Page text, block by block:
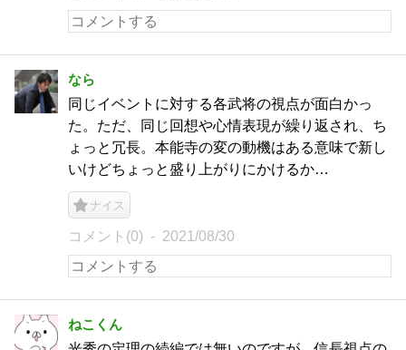
なら
同じイベントに対する各武将の視点が面白かっ
た。ただ、同じ回想や心情表現が繰り返され、ち
ょっと冗長。本能寺の変の動機はある意味で新し
いけどちょっと盛り上がりにかけるか…
ナイス
コメント(0) 2021/08/30
ねこくん